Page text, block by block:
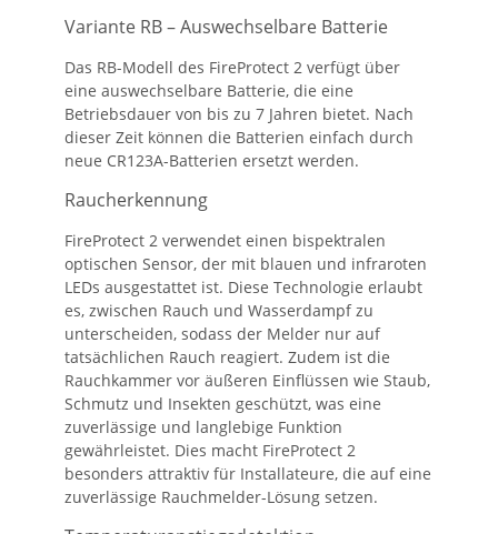
Variante RB – Auswechselbare Batterie
Das RB-Modell des FireProtect 2 verfügt über
eine auswechselbare Batterie, die eine
Betriebsdauer von bis zu 7 Jahren bietet. Nach
dieser Zeit können die Batterien einfach durch
neue CR123A-Batterien ersetzt werden.
Raucherkennung
FireProtect 2 verwendet einen bispektralen
optischen Sensor, der mit blauen und infraroten
LEDs ausgestattet ist. Diese Technologie erlaubt
es, zwischen Rauch und Wasserdampf zu
unterscheiden, sodass der Melder nur auf
tatsächlichen Rauch reagiert. Zudem ist die
Rauchkammer vor äußeren Einflüssen wie Staub,
Schmutz und Insekten geschützt, was eine
zuverlässige und langlebige Funktion
gewährleistet. Dies macht FireProtect 2
besonders attraktiv für Installateure, die auf eine
zuverlässige Rauchmelder-Lösung setzen.